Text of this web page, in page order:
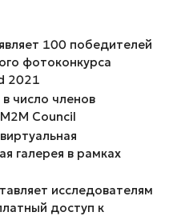
100 победителей
фотоконкурса
2021
число членов
Council
галерея в рамках
исследователям
доступ к